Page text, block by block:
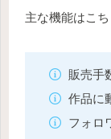
主な機能はこち
販売手
作品に
フォロ